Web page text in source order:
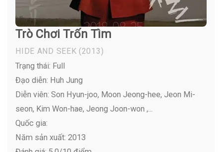
Trò Chơi Trốn Tìm
HIDE AND SEEK (2013)
Trạng thái: Full
Đạo diễn: Huh Jung
Diễn viên: Son Hyun-joo, Moon Jeong-hee, Jeon Mi-
seon, Kim Won-hae, Jeong Joon-won ,...
Quốc gia:
Năm sản xuất: 2013